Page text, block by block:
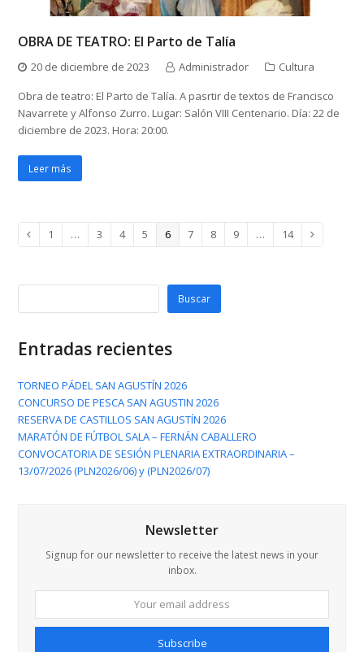
OBRA DE TEATRO: El Parto de Talía
20 de diciembre de 2023 Administrador
Cultura
Obra de teatro: El Parto de Talía. A pasrtir de textos de Francisco
Navarrete y Alfonso Zurro. Lugar: Salón VIII Centenario. Día: 22 de
diciembre de 2023. Hora: 20:00.
Leer más
AnteriorPage
1 … Page
3 Page
4 Page
5 Page
6 Page
7 Page
8 Page
9 … Page
14 Siguiente
Buscar
Entradas recientes
TORNEO PÁDEL SAN AGUSTÍN 2026
CONCURSO DE PESCA SAN AGUSTIN 2026
RESERVA DE CASTILLOS SAN AGUSTÍN 2026
MARATÓN DE FÚTBOL SALA – FERNÁN CABALLERO
CONVOCATORIA DE SESIÓN PLENARIA EXTRAORDINARIA –
13/07/2026 (PLN2026/06) y (PLN2026/07)
Newsletter
Signup for our newsletter to receive the latest news in your
inbox.
email
address
Subscribe